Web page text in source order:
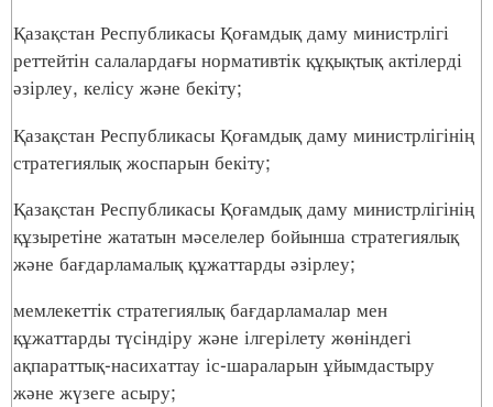
Қазақстан Республикасы Қоғамдық даму министрлігі
реттейтін салалардағы нормативтік құқықтық актілерді
әзірлеу, келісу және бекіту;
Қазақстан Республикасы Қоғамдық даму министрлігінің
стратегиялық жоспарын бекіту;
Қазақстан Республикасы Қоғамдық даму министрлігінің
құзыретіне жататын мәселелер бойынша стратегиялық
және бағдарламалық құжаттарды әзірлеу;
мемлекеттік стратегиялық бағдарламалар мен
құжаттарды түсіндіру және ілгерілету жөніндегі
ақпараттық-насихаттау іс-шараларын ұйымдастыру
және жүзеге асыру;